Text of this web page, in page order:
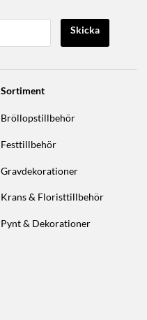
Skicka
Sortiment
Bröllopstillbehör
Festtillbehör
Gravdekorationer
Krans & Floristtillbehör
Pynt & Dekorationer